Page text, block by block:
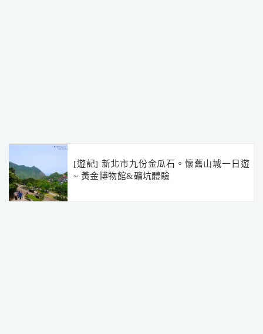
[遊記] 新北市九份金瓜石。懷舊山城一日遊
~ 黃金博物館&礦坑體驗